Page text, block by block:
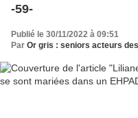
-59-
Publié le 30/11/2022 à 09:51
Par Or gris : seniors acteurs des